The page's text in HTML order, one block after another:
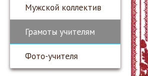
Мужской коллектив
Грамоты учителям
Фото-учителя